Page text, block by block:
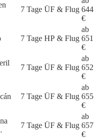
7 Tage ÜF & Flug 644
€
7 Tage HP & Flug
ab
651
€
7 Tage ÜF & Flug
ab
652
€
7 Tage ÜF & Flug
ab
655
€
7 Tage ÜF & Flug
ab
657
€